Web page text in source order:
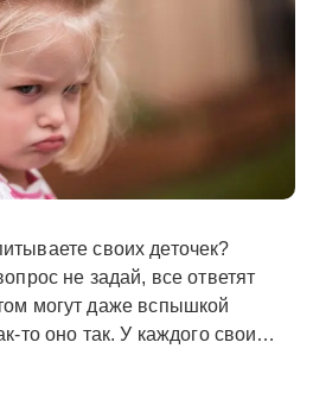
не задай, все ответят
могут даже вспышкой
то оно так. У каждого свои…